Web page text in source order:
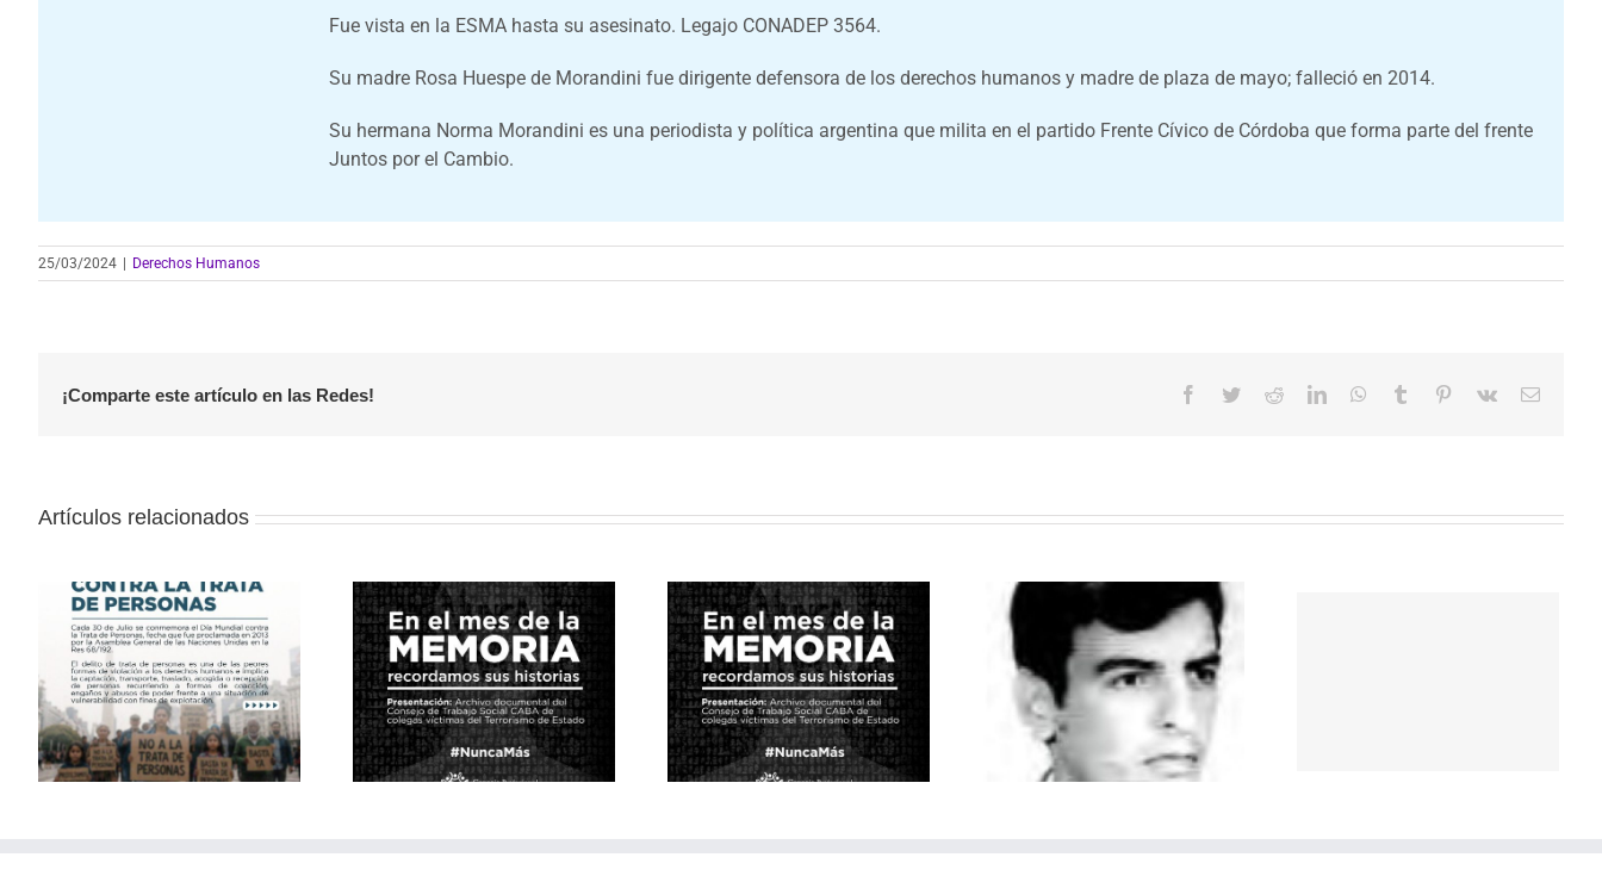
Fue vista en la ESMA hasta su asesinato. Legajo CONADEP 3564.
Su madre Rosa Huespe de Morandini fue dirigente defensora de los derechos humanos y madre de plaza de mayo; falleció en 2014.
Su hermana Norma Morandini es una periodista y política argentina que milita en el partido Frente Cívico de Córdoba que forma parte del frente
Juntos por el Cambio.
25/03/2024 Derechos Humanos
¡Comparte este artículo en las Redes! Facebook
TwitterRedditLinkedInWhatsApp
Tumblr Pinterest
Vk
Correo
Artículos relacionados
Archivo documental de
víctimas del terrorismo
de Estado del Consejo
Archivo documental del
Consejo de Trabajo
Social CABA 2
Yañez Rafael Vitalino